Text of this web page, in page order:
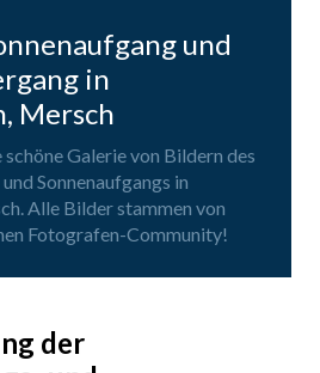
und
in
Mersch
schöne Galerie von Bildern des
Sonnenaufgangs in
Alle Bilder stammen von
Fotografen-Community!
der